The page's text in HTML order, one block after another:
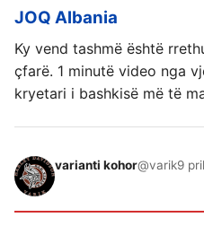
JOQ Albania
Ky vend tashmë është
çfarë. 1 minutë video nga
kryetari i bashkisë më të
varianti kohor@varik9